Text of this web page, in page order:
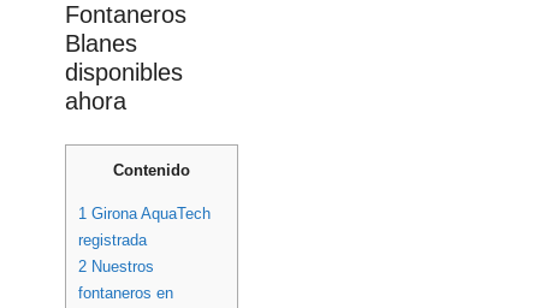
Fontaneros
Blanes
disponibles
ahora
Contenido
1 Girona AquaTech
registrada
2 Nuestros
fontaneros en